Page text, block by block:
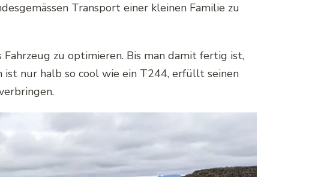
Transport einer kleinen Familie zu
zu optimieren. Bis man damit fertig ist,
ist nur halb so cool wie ein T244, erfüllt seinen